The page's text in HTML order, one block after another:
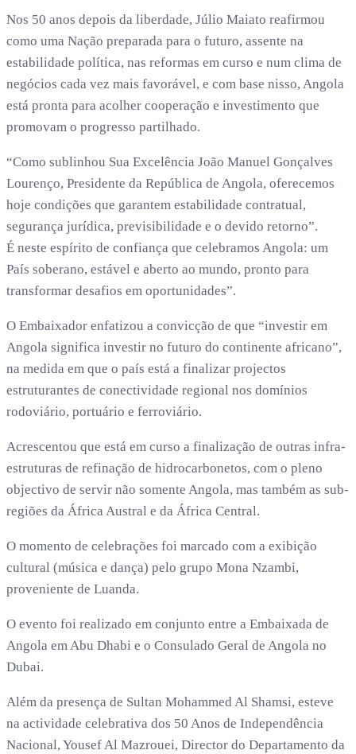
Nos 50 anos depois da liberdade, Júlio Maiato reafirmou
como uma Nação preparada para o futuro, assente na
estabilidade política, nas reformas em curso e num clima de
negócios cada vez mais favorável, e com base nisso, Angola
está pronta para acolher cooperação e investimento que
promovam o progresso partilhado.
“Como sublinhou Sua Excelência João Manuel Gonçalves
Lourenço, Presidente da República de Angola, oferecemos
hoje condições que garantem estabilidade contratual,
segurança jurídica, previsibilidade e o devido retorno”.
É neste espírito de confiança que celebramos Angola: um
País soberano, estável e aberto ao mundo, pronto para
transformar desafios em oportunidades”.
O Embaixador enfatizou a convicção de que “investir em
Angola significa investir no futuro do continente africano”,
na medida em que o país está a finalizar projectos
estruturantes de conectividade regional nos domínios
rodoviário, portuário e ferroviário.
Acrescentou que está em curso a finalização de outras infra-
estruturas de refinação de hidrocarbonetos, com o pleno
objectivo de servir não somente Angola, mas também as sub-
regiões da África Austral e da África Central.
O momento de celebrações foi marcado com a exibição
cultural (música e dança) pelo grupo Mona Nzambi,
proveniente de Luanda.
O evento foi realizado em conjunto entre a Embaixada de
Angola em Abu Dhabi e o Consulado Geral de Angola no
Dubai.
Além da presença de Sultan Mohammed Al Shamsi, esteve
na actividade celebrativa dos 50 Anos de Independência
Nacional, Yousef Al Mazrouei, Director do Departamento da